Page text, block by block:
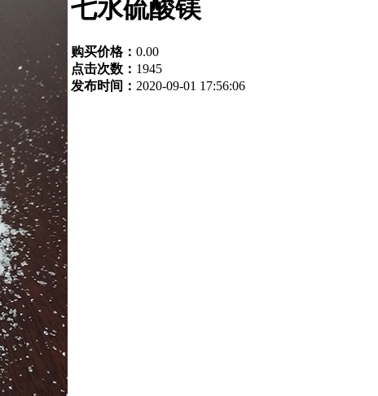
七水硫酸镁
购买价格： 0.00
点击次数： 1945
发布时间： 2020-09-01 17:56:06